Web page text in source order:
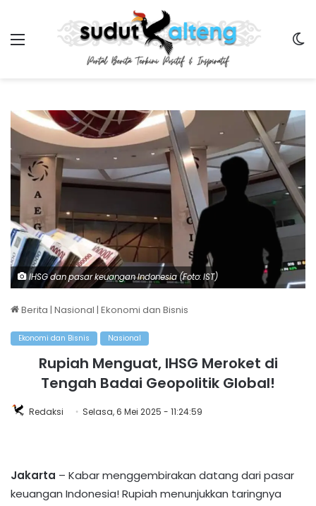
Menu
IHSG dan pasar keuangan Indonesia (Foto: IST)
Berita | Nasional | Ekonomi dan Bisnis
Ekonomi dan Bisnis Nasional
Rupiah Menguat, IHSG Meroket di
Tengah Badai Geopolitik Global!
Redaksi Selasa, 6 Mei 2025 - 11:24:59
Jakarta – Kabar menggembirakan datang dari pasar
keuangan Indonesia! Rupiah menunjukkan taringnya